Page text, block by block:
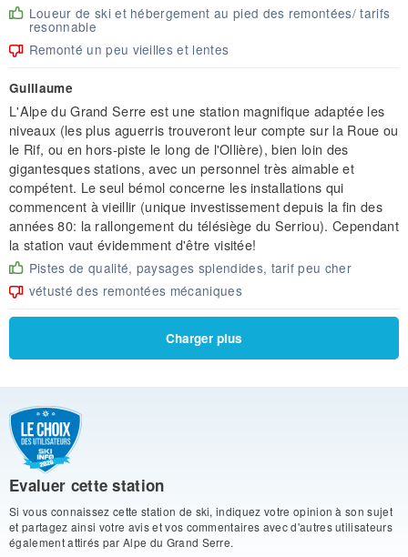
Loueur de ski et hébergement au pied des remontées/ tarifs
resonnable
Remonté un peu vieilles et lentes
Guillaume
L'Alpe du Grand Serre est une station magnifique adaptée les
niveaux (les plus aguerris trouveront leur compte sur la Roue ou
le Rif, ou en hors-piste le long de l'Ollière), bien loin des
gigantesques stations, avec un personnel très aimable et
compétent. Le seul bémol concerne les installations qui
commencent à vieillir (unique investissement depuis la fin des
années 80: la rallongement du télésiège du Serriou). Cependant
la station vaut évidemment d'être visitée!
Pistes de qualité, paysages splendides, tarif peu cher
vétusté des remontées mécaniques
Charger plus
Evaluer cette station
Si vous connaissez cette station de ski, indiquez votre opinion à son sujet
et partagez ainsi votre avis et vos commentaires avec d'autres utilisateurs
également attirés par Alpe du Grand Serre.